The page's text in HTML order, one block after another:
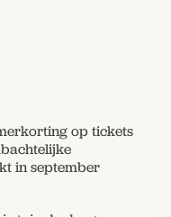
op tickets
in september